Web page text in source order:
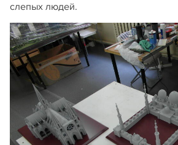
слепых людей.